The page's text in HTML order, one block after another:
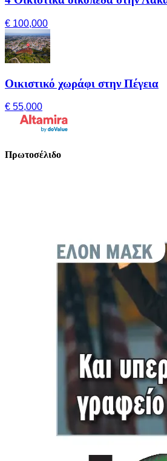
€ 100,000
Οικιστικό χωράφι στην Πέγεια
€ 55,000
Πρωτοσέλιδο